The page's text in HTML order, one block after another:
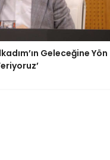
Geleceğine Yön